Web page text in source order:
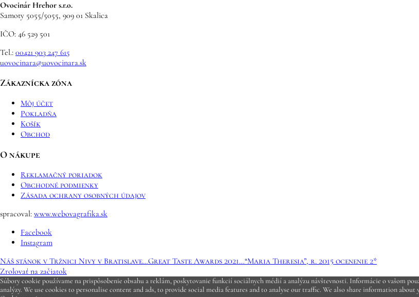
Ovocinár Hrehor s.r.o.
Samoty 5055/5055, 909 01 Skalica
IČO: 46 529 501
Tel.: 00421 903 247 615
uovocinara@uovocinara.sk
Zákaznícka zóna
Môj účet
Pokladňa
Košík
Obchod
O nákupe
Reklamačný poriadok
Obchodné podmienky
Zásada ochrany osobných údajov
spracoval: www.webovagrafika.sk
Facebook
Instagram
Náš stánok v Tržnici Nivy v Bratislave…Great Taste Awards 2021…“Maria Theresia”, r. 2015 ocenenie 2*
Zrolovať na začiatok
Súbory cookie používame na prispôsobenie obsahu a reklám, poskytovanie funkcií sociálnych médií a analýzu návštevnosti. Informácie o vašom
analýzy. We use cookies to personalise content and ads, to provide social media features and to analyse our traffic. We also share information